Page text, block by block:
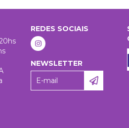
REDES SOCIAIS
NEWSLETTER